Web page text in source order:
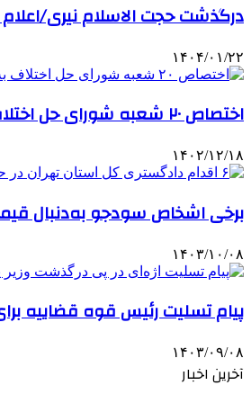
درگذشت حجت الاسلام نیری/
۱۴۰۴/۰۱/۲۲
اختصاص ۲۰ شعبه شورای حل اختلاف به زندان‌های استان تهران
۱۴۰۲/۱۲/۱۸
برخی اشخاص سودجو به‌دنبال
۱۴۰۳/۱۰/۰۸
پیام تسلیت رئیس قوه قضاییه
۱۴۰۳/۰۹/۰۸
آخرین اخبار